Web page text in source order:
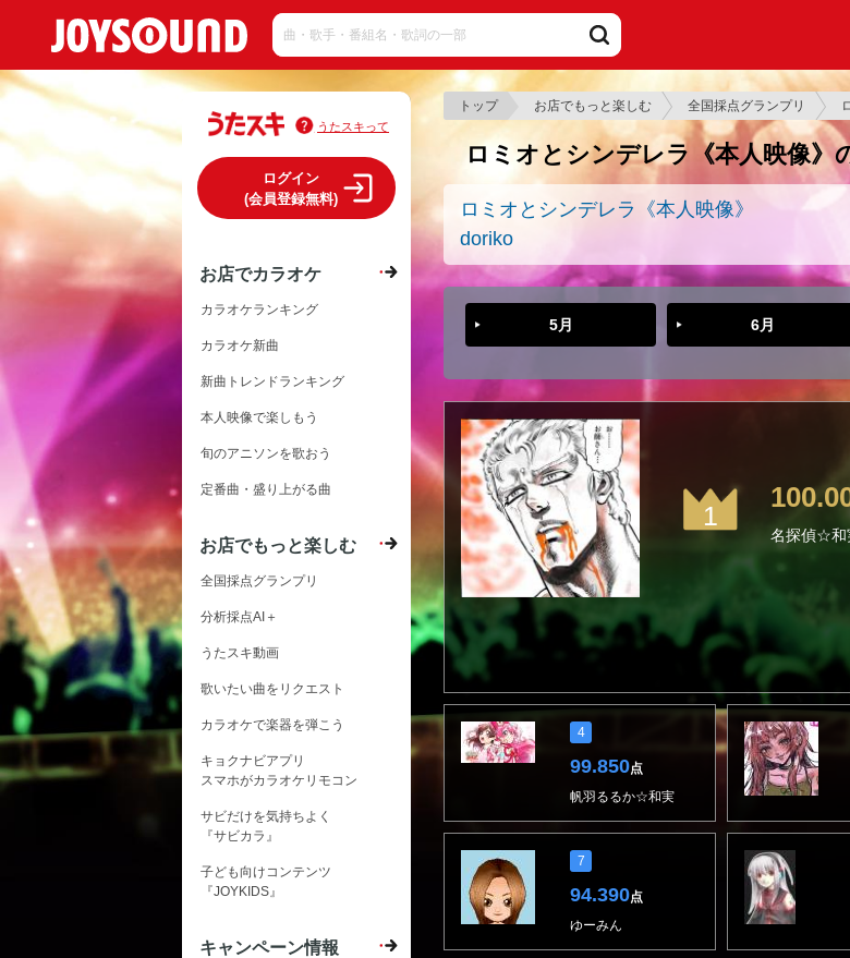
トップ お店でもっと楽しむ 全国採点グランプリ
ロミオとシンデレラ《本人映像》
ロミオとシンデレラ《本人映像》
doriko
5月 6月
1
名探偵☆和
4
99.850点
帆羽るるか☆和実
7
94.390点
ゆーみん
うたスキって
ログイン
(会員登録無料)
お店でカラオケ
カラオケランキング
カラオケ新曲
新曲トレンドランキング
本人映像で楽しもう
旬のアニソンを歌おう
定番曲・盛り上がる曲
お店でもっと楽しむ
全国採点グランプリ
分析採点AI＋
うたスキ動画
歌いたい曲をリクエスト
カラオケで楽器を弾こう
キョクナビアプリ
スマホがカラオケリモコン
サビだけを気持ちよく
『サビカラ』
子ども向けコンテンツ
『JOYKIDS』
キャンペーン情報